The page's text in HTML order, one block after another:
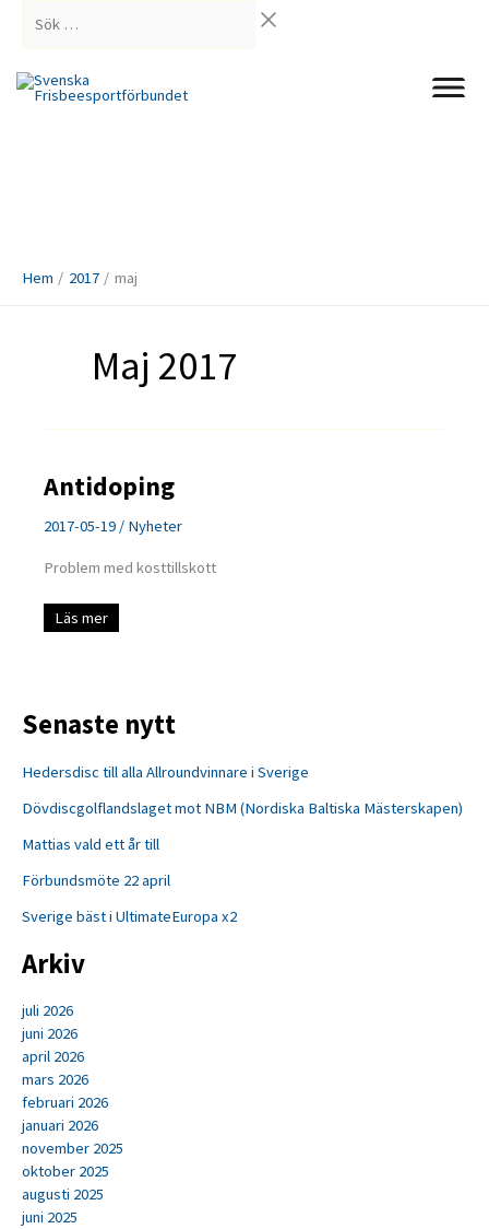
…
Hem 2017 maj
Maj 2017
Antidoping
2017-05-19 / Nyheter
Problem med kosttillskott
Antidoping
Läs mer
Senaste nytt
Hedersdisc till alla Allroundvinnare i Sverige
Dövdiscgolflandslaget mot NBM (Nordiska Baltiska Mästerskapen)
Mattias vald ett år till
Förbundsmöte 22 april
Sverige bäst i UltimateEuropa x2
Arkiv
juli 2026
juni 2026
april 2026
mars 2026
februari 2026
januari 2026
november 2025
oktober 2025
augusti 2025
juni 2025